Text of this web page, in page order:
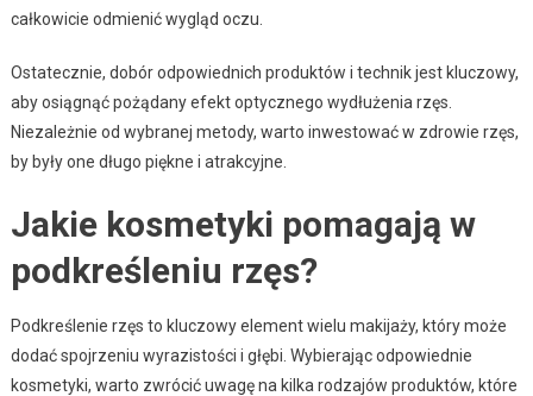
całkowicie odmienić wygląd oczu.
Ostatecznie, dobór odpowiednich produktów i technik jest kluczowy,
aby osiągnąć pożądany efekt optycznego wydłużenia rzęs.
Niezależnie od wybranej metody, warto inwestować w zdrowie rzęs,
by były one długo piękne i atrakcyjne.
Jakie kosmetyki pomagają w
podkreśleniu rzęs?
Podkreślenie rzęs to kluczowy element wielu makijaży, który może
dodać spojrzeniu wyrazistości i głębi. Wybierając odpowiednie
kosmetyki, warto zwrócić uwagę na kilka rodzajów produktów, które